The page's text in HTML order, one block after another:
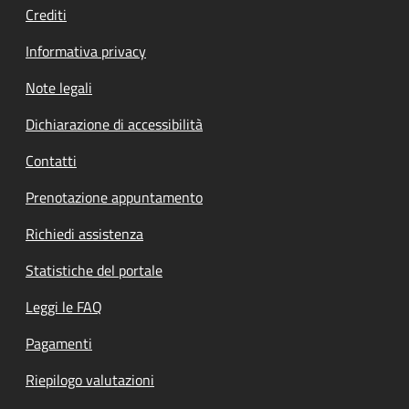
Crediti
Informativa privacy
Note legali
Dichiarazione di accessibilità
Contatti
Prenotazione appuntamento
Richiedi assistenza
Statistiche del portale
Leggi le FAQ
Pagamenti
Riepilogo valutazioni